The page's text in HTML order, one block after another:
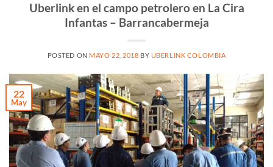
Uberlink en el campo petrolero en La Cira
Infantas – Barrancabermeja
POSTED ON MAYO 22, 2018 BY UBERLINK COLOMBIA
22
May